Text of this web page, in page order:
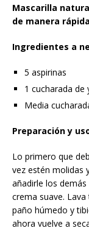
Mascarilla
de manera
Ingredientes a
5 aspirinas
1 cucharada de
Media
Preparación y
Lo primero que
vez estén molidas
añadirle los
crema suave.
paño húmedo y
ahora vuelve a